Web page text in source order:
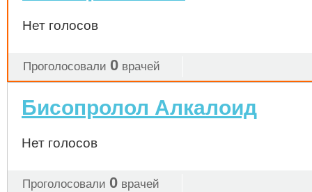
Нет голосов
Проголосовали 0 врачей
Бисопролол Алкалоид
Нет голосов
Проголосовали 0 врачей